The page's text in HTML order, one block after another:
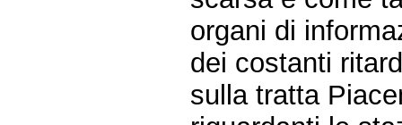
organi di
dei costanti
sulla tratta